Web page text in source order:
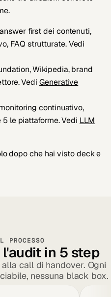
first dei contenuti,
FAQ strutturate. Vedi
Wikipedia, brand
VediGenerative
continuativo,
le piattaforme. Vedi LLM
dopo che hai visto deck e
in 5 step
call di handover. Ogni
nessuna black box.